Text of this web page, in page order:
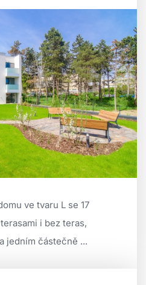
ve tvaru L se 17
i bez teras,
jedním částečně ...